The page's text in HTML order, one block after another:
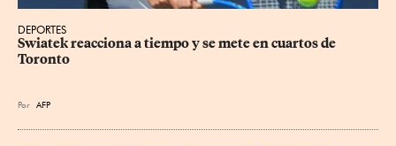
DEPORTES
Swiatek reacciona a tiempo y se mete en cuartos de
Toronto
Por AFP